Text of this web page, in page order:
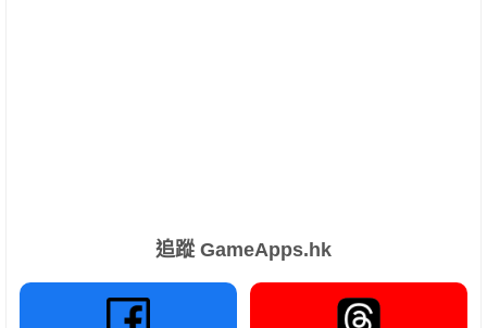
追蹤 GameApps.hk